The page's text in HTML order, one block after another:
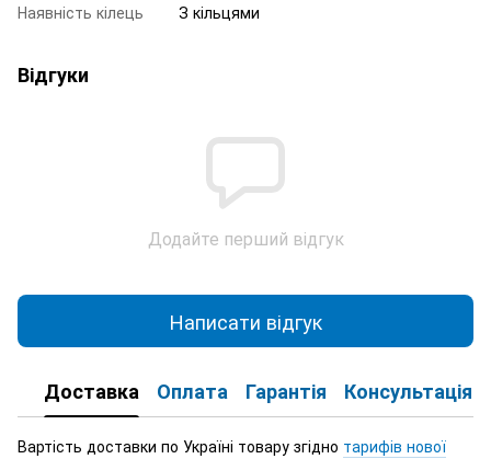
Наявність кілець
З кільцями
Відгуки
Додайте перший відгук
Написати відгук
Доставка Оплата Гарантія Консультація
Вартість доставки по Україні товару згідно тарифів нової